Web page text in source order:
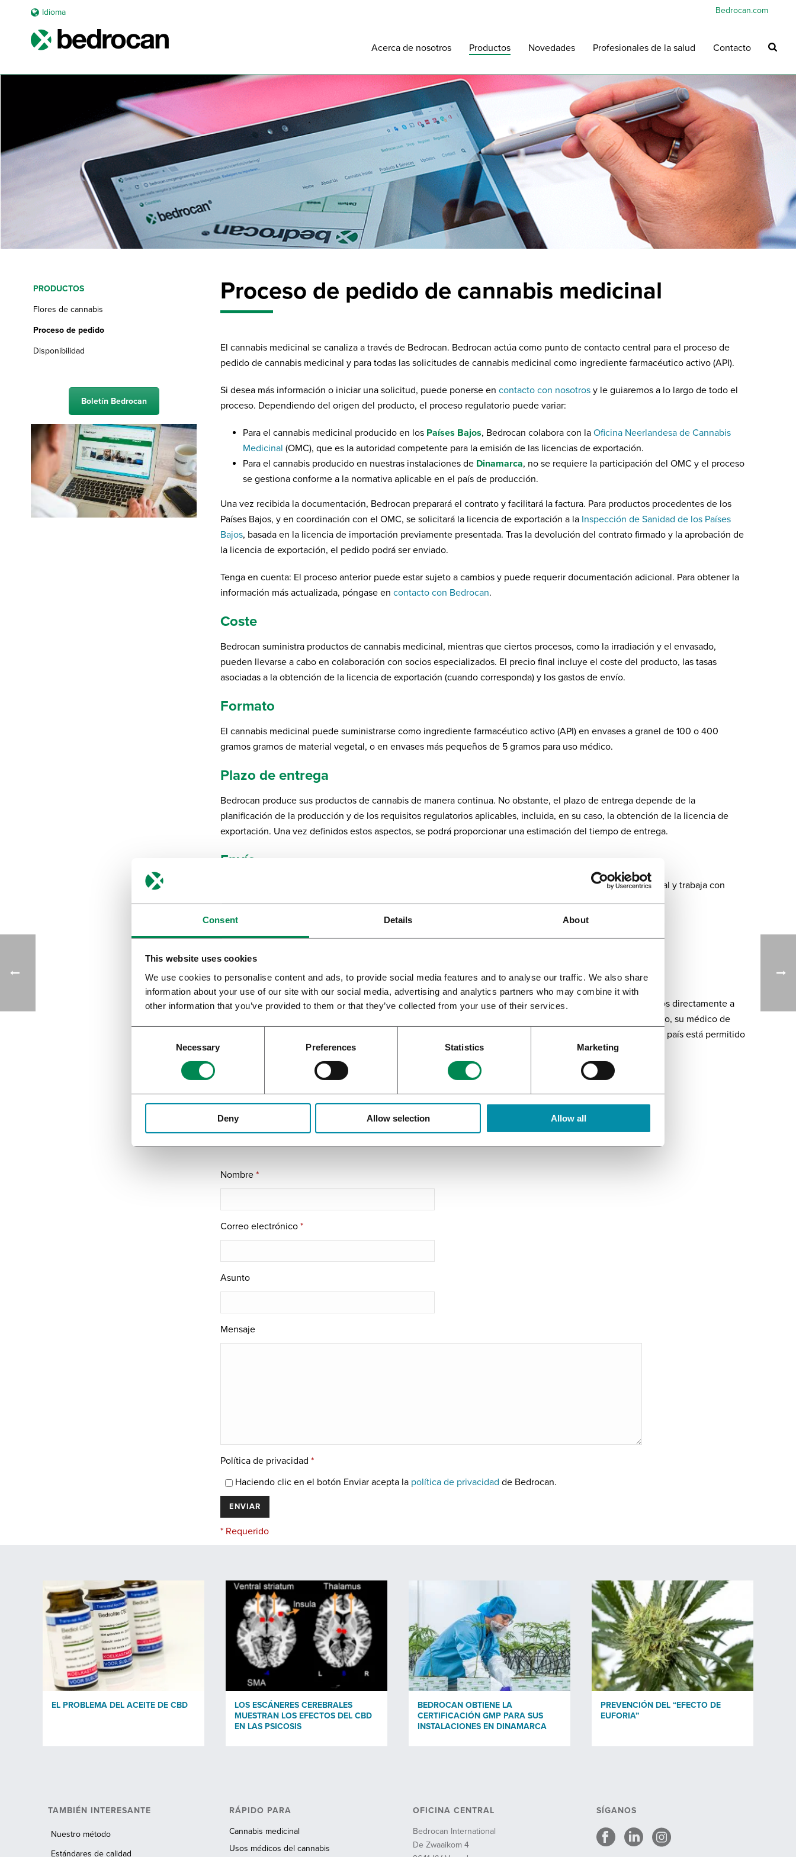
Consent Details About
This website uses cookies
We use cookies to personalise content and ads, to provide social media features and to analyse our traffic. We also share
information about your use of our site with our social media, advertising and analytics partners who may combine it with
other information that you’ve provided to them or that they’ve collected from your use of their services.
Necessary Preferences Statistics Marketing
Deny Allow selection Allow all
Bedrocan.com
Idioma
Acerca de nosotros Productos Novedades Profesionales de la salud Contacto
Proceso de pedido de cannabis medicinal
El cannabis medicinal se canaliza a través de Bedrocan. Bedrocan actúa como punto de contacto central para el proceso de
pedido de cannabis medicinal y para todas las solicitudes de cannabis medicinal como ingrediente farmacéutico activo (API).
Si desea más información o iniciar una solicitud, puede ponerse en contacto con nosotros y le guiaremos a lo largo de todo el
proceso. Dependiendo del origen del producto, el proceso regulatorio puede variar:
Para el cannabis medicinal producido en los Países Bajos, Bedrocan colabora con la Oficina Neerlandesa de Cannabis
Medicinal (OMC), que es la autoridad competente para la emisión de las licencias de exportación.
Para el cannabis producido en nuestras instalaciones de Dinamarca, no se requiere la participación del OMC y el proceso
se gestiona conforme a la normativa aplicable en el país de producción.
Una vez recibida la documentación, Bedrocan preparará el contrato y facilitará la factura. Para productos procedentes de los
Países Bajos, y en coordinación con el OMC, se solicitará la licencia de exportación a la Inspección de Sanidad de los Países
Bajos, basada en la licencia de importación previamente presentada. Tras la devolución del contrato firmado y la aprobación de
la licencia de exportación, el pedido podrá ser enviado.
Tenga en cuenta: El proceso anterior puede estar sujeto a cambios y puede requerir documentación adicional. Para obtener la
información más actualizada, póngase en contacto con Bedrocan.
Coste
Bedrocan suministra productos de cannabis medicinal, mientras que ciertos procesos, como la irradiación y el envasado,
pueden llevarse a cabo en colaboración con socios especializados. El precio final incluye el coste del producto, las tasas
asociadas a la obtención de la licencia de exportación (cuando corresponda) y los gastos de envío.
Formato
El cannabis medicinal puede suministrarse como ingrediente farmacéutico activo (API) en envases a granel de 100 o 400
gramos gramos de material vegetal, o en envases más pequeños de 5 gramos para uso médico.
Plazo de entrega
Bedrocan produce sus productos de cannabis de manera continua. No obstante, el plazo de entrega depende de la
planificación de la producción y de los requisitos regulatorios aplicables, incluida, en su caso, la obtención de la licencia de
exportación. Una vez definidos estos aspectos, se podrá proporcionar una estimación del tiempo de entrega.
Envío
Bedrocan cuenta con amplia experiencia en la distribución internacional de productos de cannabis medicinal y trabaja con
servicios de mensajería especializados para garantizar un envío seguro y conforme a la normativa.
Nota a los pacientes
En esta página web no puede comprar productos de cannabis o aceite medicinal. No enviamos los productos directamente a
los pacientes. Los productos de cannabis de Bedrocan solo están disponibles con receta médica. Por lo tanto, su médico de
cabecera o el especialista que le esté tratando puede recetarle el cannabis medicinal de Bedrocan. Si en su país está permitido
el cannabis medicinal, puede llevar la receta a una farmacia.
Solicitar información
Nombre *
Correo electrónico *
Asunto
Mensaje
Política de privacidad *
Haciendo clic en el botón Enviar acepta la política de privacidad de Bedrocan.
* Requerido
PRODUCTOS
Flores de cannabis
Proceso de pedido
Disponibilidad
Boletín Bedrocan
EL PROBLEMA DEL ACEITE DE CBD
LOS ESCÁNERES CEREBRALES
MUESTRAN LOS EFECTOS DEL CBD
EN LAS PSICOSIS
BEDROCAN OBTIENE LA
CERTIFICACIÓN GMP PARA SUS
INSTALACIONES EN DINAMARCA
PREVENCIÓN DEL “EFECTO DE
EUFORIA”
TAMBIÉN INTERESANTE
Nuestro método
Estándares de calidad
RÁPIDO PARA
Cannabis medicinal
Usos médicos del cannabis
OFICINA CENTRAL
Bedrocan International
De Zwaaikom 4
SÍGANOS